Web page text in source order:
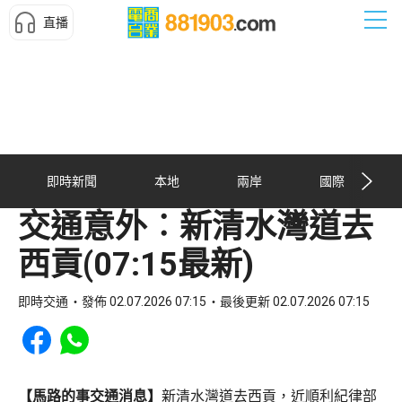
直播
即時新聞 本地 兩岸 國際
交通意外︰新清水灣道去
西貢(07:15最新)
即時交通 發佈 02.07.2026 07:15 最後更新 02.07.2026 07:15
Share to Facebook
Share to WhatsApp
【馬路的事交通消息】 新清水灣道去西貢，近順利紀律部